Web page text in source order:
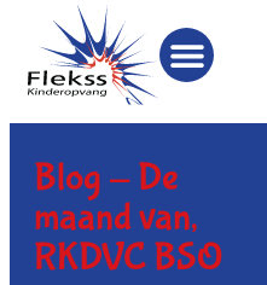
Blog -De
maand van,
RKDVC BSO